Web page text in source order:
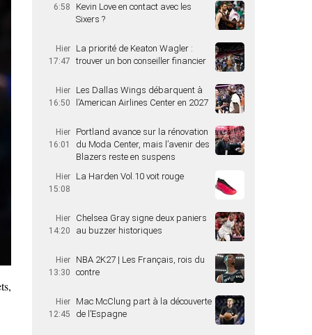
6:58
Kevin Love en contact avec les
Sixers ?
Hier
17:47
La priorité de Keaton Wagler :
trouver un bon conseiller financier
Hier
16:50
Les Dallas Wings débarquent à
l’American Airlines Center en 2027
Hier
16:01
Portland avance sur la rénovation
du Moda Center, mais l’avenir des
Blazers reste en suspens
Hier
15:08
La Harden Vol.10 voit rouge
Hier
14:20
Chelsea Gray signe deux paniers
au buzzer historiques
Hier
13:30
NBA 2K27 | Les Français, rois du
contre
Hier
12:45
Mac McClung part à la découverte
de l’Espagne